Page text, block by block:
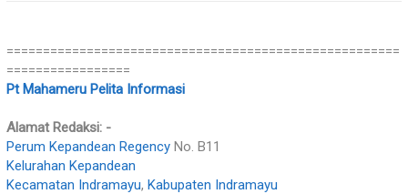
======================================================
=================
Pt Mahameru Pelita Informasi
Alamat Redaksi: -
Perum Kepandean Regency No. B11
Kelurahan Kepandean
Kecamatan Indramayu, Kabupaten Indramayu